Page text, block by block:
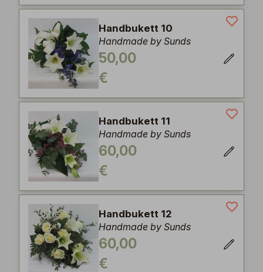
Handbukett 10
Handmade by Sunds
50,00
€
Handbukett 11
Handmade by Sunds
60,00
€
Handbukett 12
Handmade by Sunds
60,00
€